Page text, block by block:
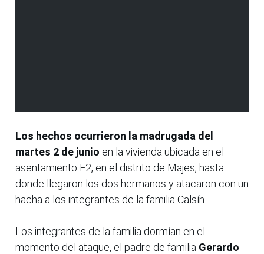
Los hechos ocurrieron la madrugada del
martes 2 de junio en la vivienda ubicada en el
asentamiento E2, en el distrito de Majes, hasta
donde llegaron los dos hermanos y atacaron con un
hacha a los integrantes de la familia Calsín.
Los integrantes de la familia dormían en el
momento del ataque, el padre de familia Gerardo